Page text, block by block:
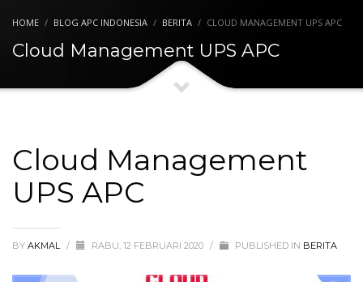
HOME BLOG APC INDONESIA BERITA CLOUD MANAGEMENT UPS APC
Cloud Management UPS APC
Cloud Management
UPS APC
BY AKMAL / RABU, 12 FEBRUARI 2020 / PUBLISHED IN BERITA